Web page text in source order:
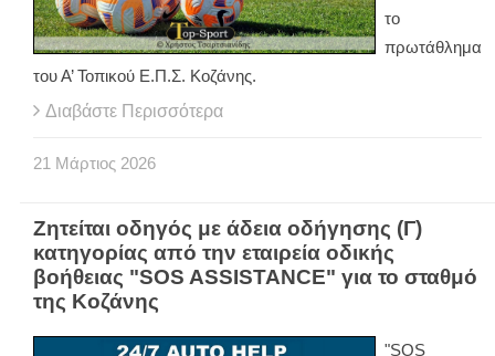
το
πρωτάθλημα
του Α’ Τοπικού Ε.Π.Σ. Κοζάνης.
Διαβάστε Περισσότερα
21 Μάρτιος 2026
Ζητείται οδηγός με άδεια οδήγησης (Γ)
κατηγορίας από την εταιρεία οδικής
βοήθειας "SOS ASSISTANCE" για το σταθμό
της Κοζάνης
"SOS